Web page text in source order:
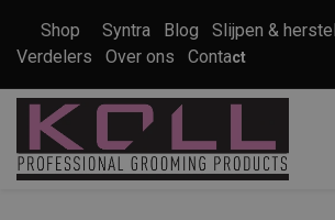
Shop Syntra Blog Slijpen &
Verdelers
Over ons Contact